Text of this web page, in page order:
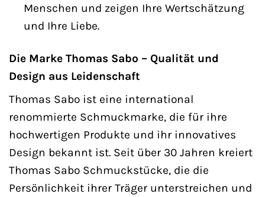
Menschen und zeigen Ihre Wertschätzung
und Ihre Liebe.
Die Marke Thomas Sabo – Qualität und
Design aus Leidenschaft
Thomas Sabo ist eine international
renommierte Schmuckmarke, die für ihre
hochwertigen Produkte und ihr innovatives
Design bekannt ist. Seit über 30 Jahren kreiert
Thomas Sabo Schmuckstücke, die die
Persönlichkeit ihrer Träger unterstreichen und